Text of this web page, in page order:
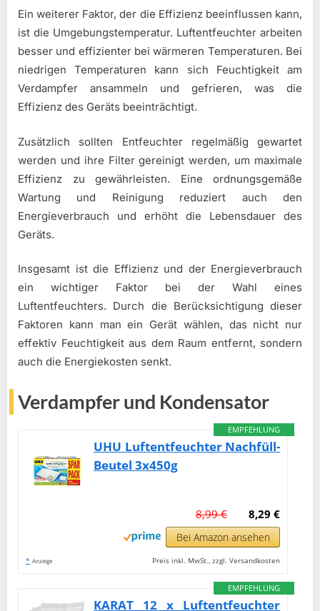
Ein weiterer Faktor, der die Effizienz beeinflussen kann,
ist die Umgebungstemperatur. Luftentfeuchter arbeiten
besser und effizienter bei wärmeren Temperaturen. Bei
niedrigen Temperaturen kann sich Feuchtigkeit am
Verdampfer ansammeln und gefrieren, was die
Effizienz des Geräts beeinträchtigt.
Zusätzlich sollten Entfeuchter regelmäßig gewartet
werden und ihre Filter gereinigt werden, um maximale
Effizienz zu gewährleisten. Eine ordnungsgemäße
Wartung und Reinigung reduziert auch den
Energieverbrauch und erhöht die Lebensdauer des
Geräts.
Insgesamt ist die Effizienz und der Energieverbrauch
ein wichtiger Faktor bei der Wahl eines
Luftentfeuchters. Durch die Berücksichtigung dieser
Faktoren kann man ein Gerät wählen, das nicht nur
effektiv Feuchtigkeit aus dem Raum entfernt, sondern
auch die Energiekosten senkt.
Verdampfer und Kondensator
EMPFEHLUNG
UHU Luftentfeuchter Nachfüll-
Beutel 3x450g
8,29 €
8,99 €
Bei Amazon ansehen
* Anzeige Preis inkl. MwSt., zzgl. Versandkosten
EMPFEHLUNG
KARAT 12 x Luftentfeuchter